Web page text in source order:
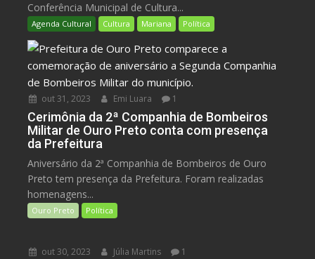
Conferência Municipal de Cultura...
Agenda Cultural Cultura Mariana Política
out 31, 2023 Emi Luara 1
Cerimônia da 2ª Companhia de Bombeiros
Militar de Ouro Preto conta com presença
da Prefeitura
Aniversário da 2ª Companhia de Bombeiros de Ouro
Preto tem presença da Prefeitura. Foram realizadas
homenagens...
Ouro Preto Política
out 30, 2023 Júlia Martins 1